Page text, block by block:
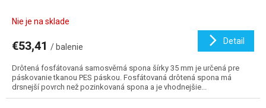
Nie je na sklade
€53,41 / balenie
Detail
Drôtená fosfátovaná samosvěrná spona šírky 35 mm je určená pre
páskovanie tkanou PES páskou. Fosfátovaná drôtená spona má
drsnejší povrch než pozinkovaná spona a je vhodnejšie...